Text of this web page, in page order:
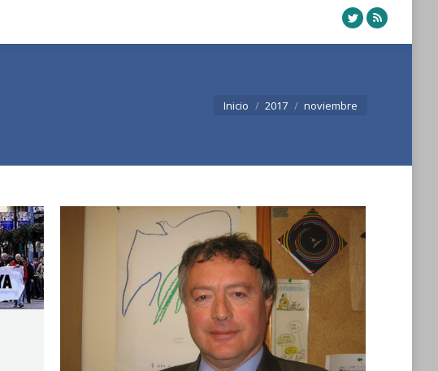
Twitter
Rss
Estás aquí:
Inicio 2017 noviembre